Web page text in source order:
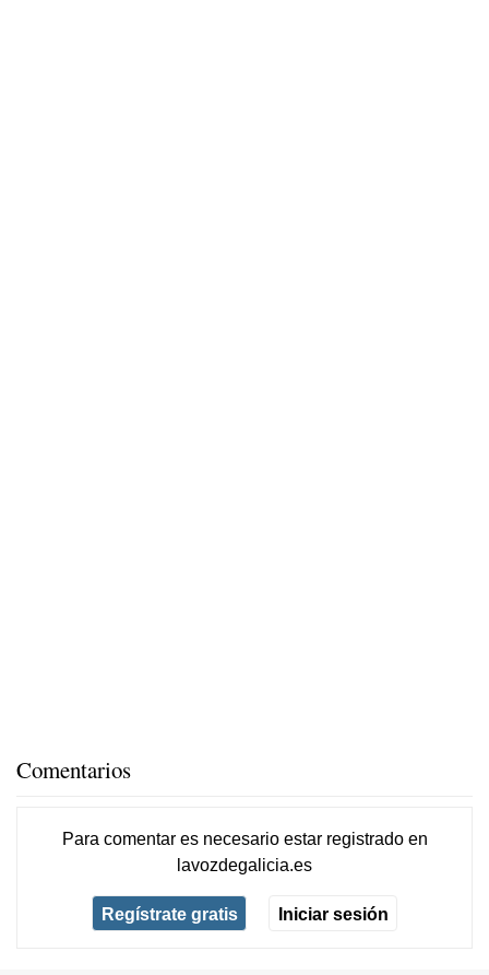
Comentarios
Para comentar es necesario estar registradoen
lavozdegalicia.es
Regístrate gratis Iniciar sesión